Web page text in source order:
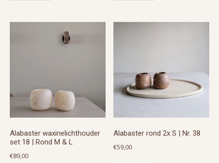
Alabaster waxinelichthouder
set 18 | Rond M & L
€89,00
Alabaster rond 2x S | Nr. 38
€59,00